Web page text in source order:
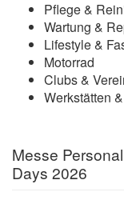
Pflege &
Wartung &
Lifestyle &
Motorrad
Clubs &
Werkstätten
Messe
Days 2026